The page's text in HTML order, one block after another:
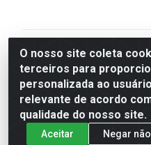
O nosso site coleta
terceiros para
personalizada ao
relevante de acordo
qualidade do nosso site.
Aceitar
Negar
V. C. Ferragens LTDA -
Bandeira, Rio de Janeiro/
Todas as regras de
prazos de pagamento
válidos apenas para
estoque sujeito a